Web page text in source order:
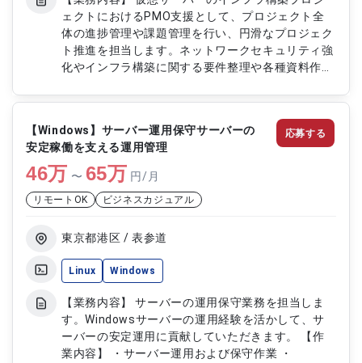
ェクトにおけるPMO支援として、プロジェクト全
体の進捗管理や課題管理を行い、円滑なプロジェク
ト推進を担当します。ネットワークセキュリティ強
化やインフラ構築に関する要件整理や各種資料作成
質向上と安定稼働を支援します。 【作業内容】 ・
プロジェクトマネジメント支援（スケジュール管
理、タスク管理、課題管理） ・仮想サーバーイン
フラ構築に関する要件整理および推進 ・設計資料
および顧客向け提案資料の作成 ・プロジェクト進
捗管理およびリスク管理 ・ネットワークセキュリ
ティ強化支援
【Windows】サーバー運用保守サーバーの
安定稼働を支える運用管理
46万 〜 65万 円/月
リモートOK ビジネスカジュアル
東京都港区 / 表参道
Linux Windows
【業務内容】 サーバーの運用保守業務を担当しま
す。Windowsサーバーの運用経験を活かして、サ
ーバーの安定運用に貢献していただきます。 【作
業内容】 ・サーバー運用および保守作業 ・
応募する